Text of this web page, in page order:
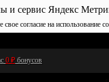
и сервис Яндекс
согласие на использование
0 ₽ бонусов